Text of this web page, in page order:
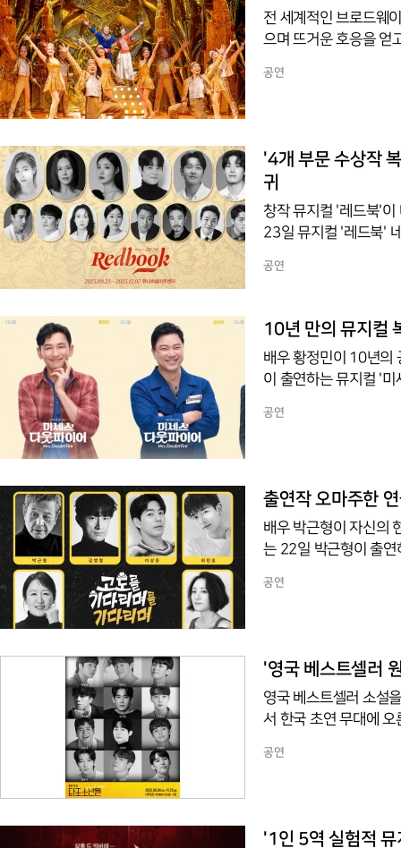
전 세계적인 브로드웨
으며 뜨거운 호응을 얻
상 24회 수상 경력의
를 이끌어내고 있다.
공연
'4개 부문 수상작
귀
창작 뮤지컬 '레드북'이
23일 뮤지컬 '레드북'
성 안나와 원칙을 중시
의신작으로 선정되며
한국뮤지컬어워즈에
공연
10년 만의 뮤지컬
배우 황정민이 10년의
이 출연하는 뮤지컬 '
컬화한 가족 코미디 작
인지' 장면은 이 작품
공연
출연작 오마주한
배우 박근형이 자신의
는 22일 박근형이 출
기다리며'는 미국의 배
더스터디(대기 배우)
공연
'영국 베스트셀러
영국 베스트셀러 소설
서 한국 초연 무대에
로 제작됐다. 원작 소
다. 형식적이고 무성
공연
'1인 5역 실험적